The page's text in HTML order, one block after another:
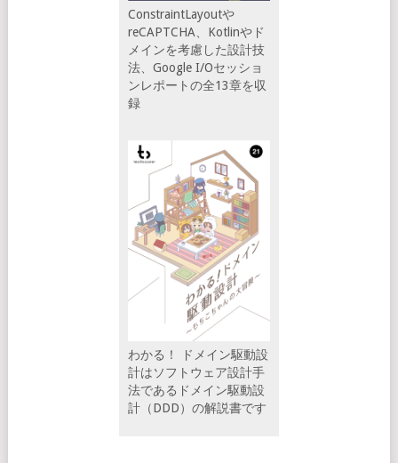
ConstraintLayoutや
reCAPTCHA、Kotlinやド
メインを考慮した設計技
法、Google I/Oセッショ
ンレポートの全13章を収
録
わかる！ ドメイン駆動設
計はソフトウェア設計手
法であるドメイン駆動設
計（DDD）の解説書です